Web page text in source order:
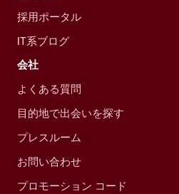
採用ポータル
IT系ブログ
会社
よくある質問
目的地で出会いを探す
プレスルーム
お問い合わせ
プロモーション コード